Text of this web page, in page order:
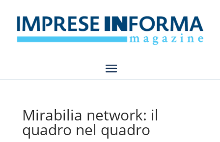
Mirabilia network: il
quadro nel quadro